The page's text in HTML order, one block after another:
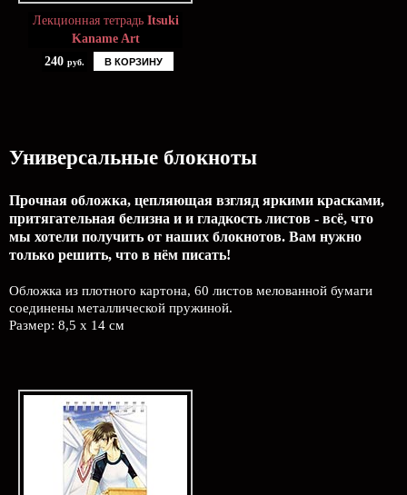
Лекционная тетрадь Itsuki
Kaname Art
240 руб. В КОРЗИНУ
Универсальные блокноты
Прочная обложка, цепляющая взгляд яркими красками,
притягательная белизна и и гладкость листов - всё, что
мы хотели получить от наших блокнотов. Вам нужно
только решить, что в нём писать!
Обложка из плотного картона, 60 листов мелованной бумаги
соединены металлической пружиной.
Размер: 8,5 х 14 см